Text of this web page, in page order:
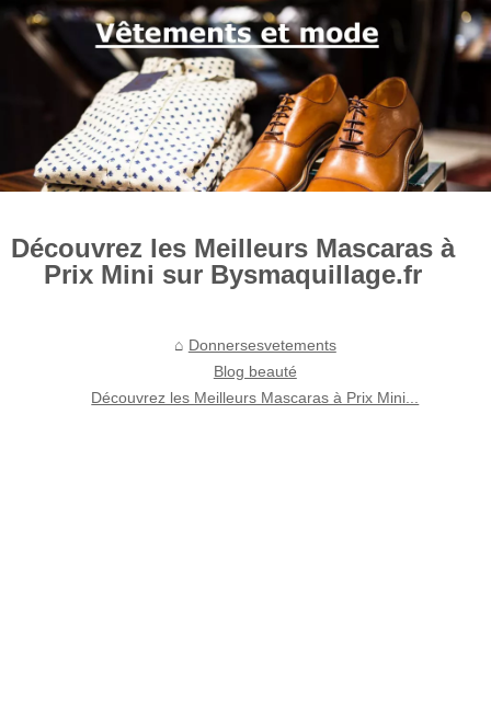
Découvrez les Meilleurs Mascaras à
Prix Mini sur Bysmaquillage.fr
Donnersesvetements
Blog beauté
Découvrez les Meilleurs Mascaras à Prix Mini...